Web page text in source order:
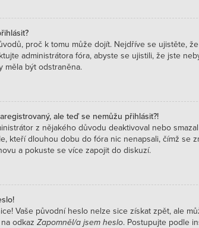
proč k tomu může dojít. Nejdříve se ujistěte,
administrátora fóra, abyste se ujistili, že jste
měla být odstraněna.
ale teď se nemůžu přihlásit?!
z nějakého důvodu deaktivoval nebo
kteří dlouhou dobu do fóra nic nenapsali, čímž se
a pokuste se více zapojit do diskuzí.
Vaše původní heslo nelze sice získat zpět, ale
odkaz Zapomněl/a jsem heslo. Postupujte podle